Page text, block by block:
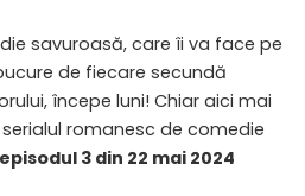
savuroasă, care îi va face pe
de fiecare secundă
începe luni! Chiar aici mai
romanesc de comedie
episodul 3 din 22 mai 2024